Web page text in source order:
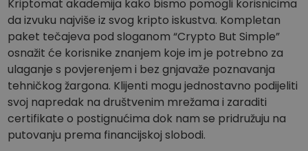
Kriptomat akademija kako bismo pomogli korisnicima
da izvuku najviše iz svog kripto iskustva. Kompletan
paket tečajeva pod sloganom “Crypto But Simple”
osnažit će korisnike znanjem koje im je potrebno za
ulaganje s povjerenjem i bez gnjavaže poznavanja
tehničkog žargona. Klijenti mogu jednostavno podijeliti
svoj napredak na društvenim mrežama i zaraditi
certifikate o postignućima dok nam se pridružuju na
putovanju prema financijskoj slobodi.